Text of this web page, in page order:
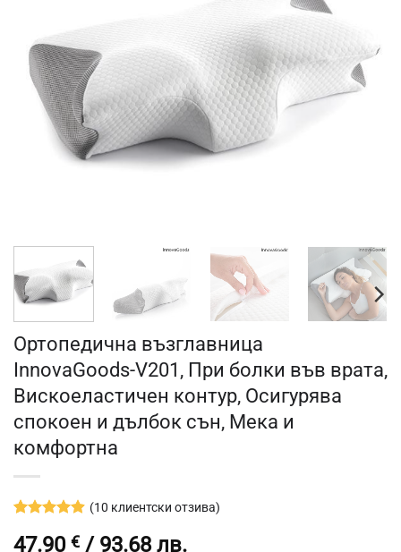
Ортопедична възглавница
InnovaGoods-V201, При болки във врата,
Вискоеластичен контур, Осигурява
спокоен и дълбок сън, Мека и
комфортна
4.9от 5,
(10 клиентски отзива)
47.90 € / 93.68 лв.